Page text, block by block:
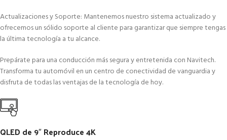
Actualizaciones y Soporte: Mantenemos nuestro sistema actualizado y
ofrecemos un sólido soporte al cliente para garantizar que siempre tengas
la última tecnología a tu alcance.
Prepárate para una conducción más segura y entretenida con Navitech.
Transforma tu automóvil en un centro de conectividad de vanguardia y
disfruta de todas las ventajas de la tecnología de hoy.
QLED de 9″ Reproduce 4K